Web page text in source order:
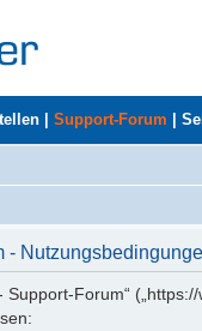
Support-Forum
-
Forum“